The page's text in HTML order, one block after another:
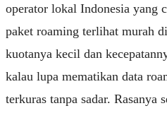
operator lokal Indonesia yang
paket roaming terlihat murah
kuotanya kecil dan
kalau lupa mematikan data
terkuras tanpa sadar. Rasanya